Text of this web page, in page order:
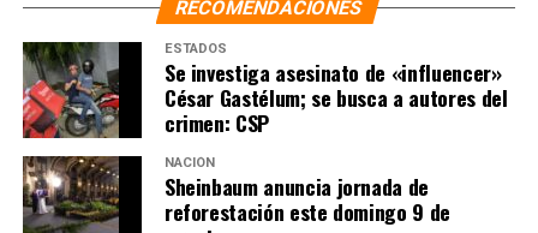
RECOMENDACIONES
ESTADOS
Se investiga asesinato de «influencer»
César Gastélum; se busca a autores del
crimen: CSP
NACIÓN
Sheinbaum anuncia jornada de
reforestación este domingo 9 de